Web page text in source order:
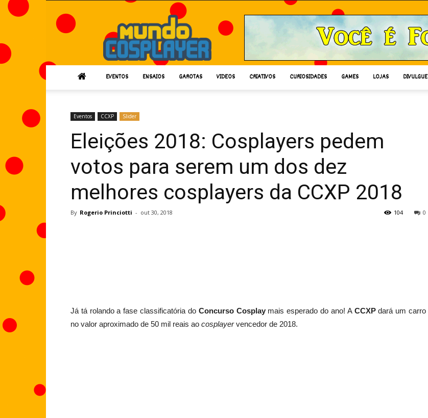
Cosplayer
EVENTOS ENSAIOS GAROTAS VIDEOS CRIATIVOS CURIOSIDADES GAMES LOJAS DIVULGUE
Eventos CCXP Slider
Eleições 2018: Cosplayers pedem
votos para serem um dos dez
melhores cosplayers da CCXP 2018
By Rogerio Princiotti - out 30, 2018 0
104
Já tá rolando a fase classificatória do Concurso Cosplaymais esperado do ano! A CCXPdará um carro
no valor aproximado de 50 mil reais ao cosplayervencedor de 2018.